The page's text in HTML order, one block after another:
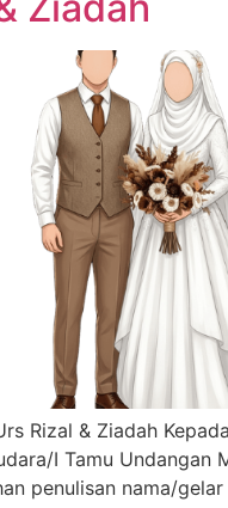
Rizal & Ziadah
I Tamu Undangan
penulisan nama/